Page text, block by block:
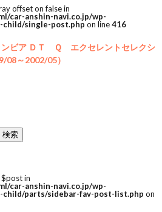
offset on false in
car-anshin-navi.co.jp/wp-
single-post.php on line416
ンビア ＤＴ Ｑ エクセレントセレクシ
08～2002/05）
検索
$post in
car-anshin-navi.co.jp/wp-
parts/sidebar-fav-post-list.php on